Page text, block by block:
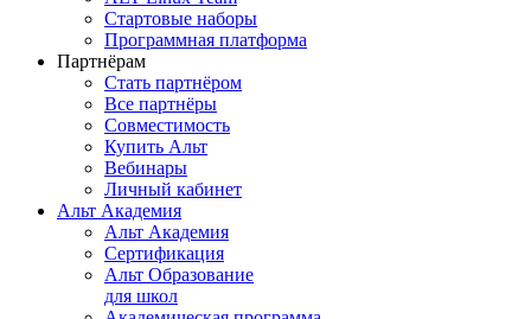
Стартовые наборы
Программная платформа
Партнёрам
Стать партнёром
Все партнёры
Совместимость
Купить Альт
Вебинары
Личный кабинет
Альт Академия
Альт Академия
Сертификация
Альт Образование
для школ